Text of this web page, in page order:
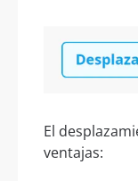
El
ventajas: